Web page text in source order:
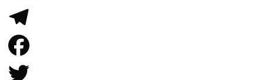
Telegram
Facebook